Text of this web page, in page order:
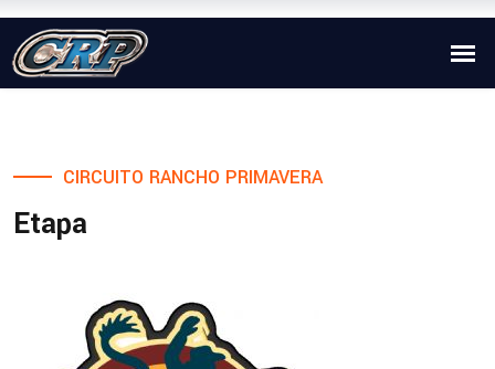
CIRCUITO RANCHO PRIMAVERA
Etapa